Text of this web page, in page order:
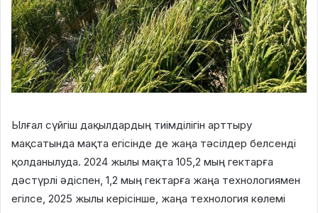
Ылғал сүйгіш дақылдардың тиімділігін арттыру
мақсатында мақта егісінде де жаңа тәсілдер белсенді
қолданылуда. 2024 жылы мақта 105,2 мың гектарға
дәстүрлі әдіспен, 1,2 мың гектарға жаңа технологиямен
егілсе, 2025 жылы керісінше, жаңа технология көлемі